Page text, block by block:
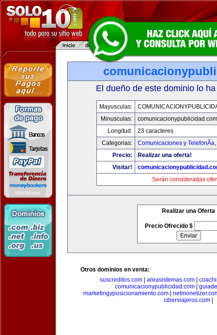
El dueño de este dominio lo
Mayusculas:
Minusculas:
comunicacionypublicidad.com
Longitud:
23 caracteres
Categorias:
Comunicaciones y TelefonÃ­a,
Precio:
Realizar una oferta!
Visitar!
Serán consideradas
Realizar una Oferta
Precio Ofrecido $
Otros dominios en venta:
suscreditos.com
areasistemas.com
comunicacionypublicidad.com
marketingyposicionamiento.com|
ciberviajeros.com